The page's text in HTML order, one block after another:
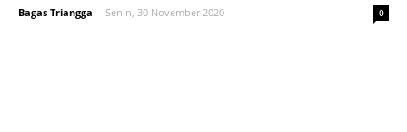
Bagas Triangga - Senin, 30 November 2020 0